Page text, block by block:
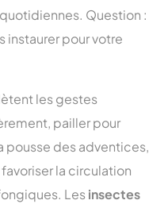
Question :
instaurer pour votre
les gestes
pailler pour
pousse des adventices,
la circulation
Lesinsectes